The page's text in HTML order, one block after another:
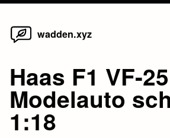
Skip
wadden.xyz
Haas F1 VF-
Modelauto
1:18